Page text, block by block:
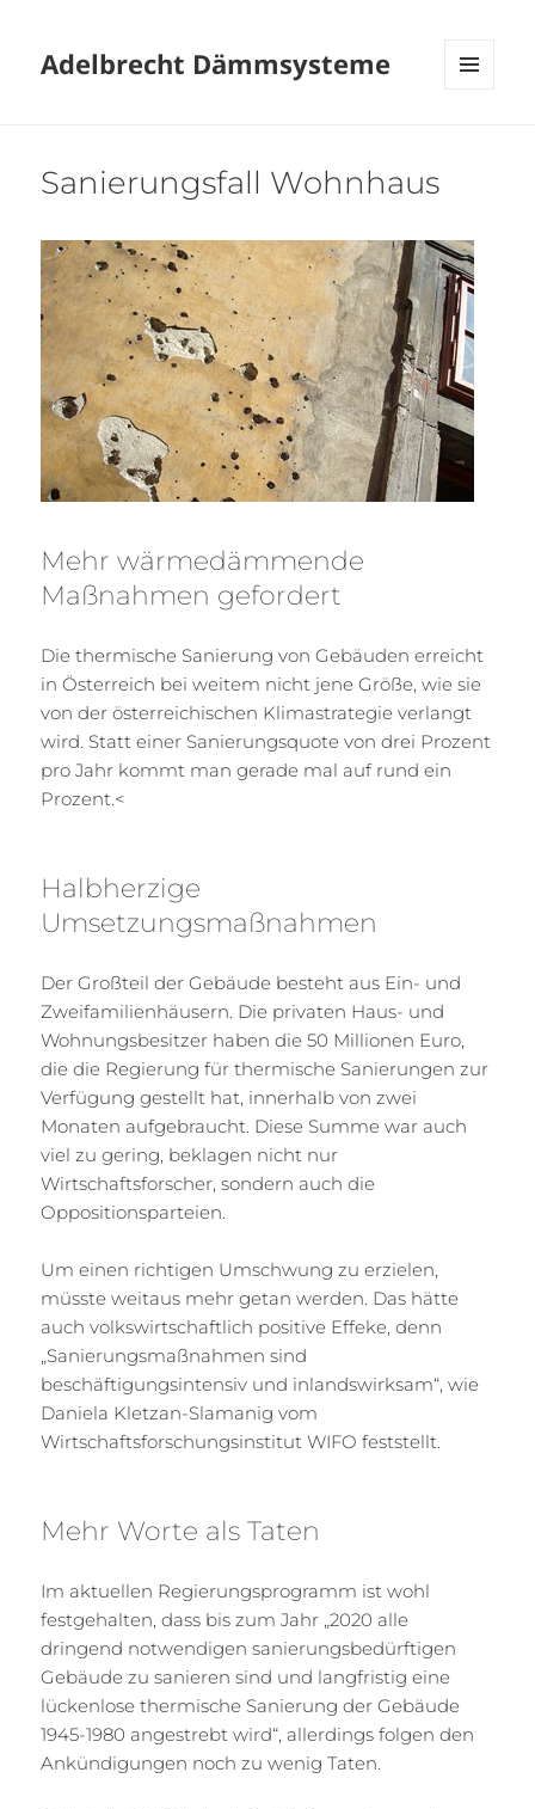
Adelbrecht Dämmsysteme
Sanierungsfall Wohnhaus
Mehr wärmedämmende
Maßnahmen gefordert
Die thermische Sanierung von Gebäuden erreicht
in Österreich bei weitem nicht jene Größe, wie sie
von der österreichischen Klimastrategie verlangt
wird. Statt einer Sanierungsquote von drei Prozent
pro Jahr kommt man gerade mal auf rund ein
Prozent.<
Halbherzige
Umsetzungsmaßnahmen
Der Großteil der Gebäude besteht aus Ein- und
Zweifamilienhäusern. Die privaten Haus- und
Wohnungsbesitzer haben die 50 Millionen Euro,
die die Regierung für thermische Sanierungen zur
Verfügung gestellt hat, innerhalb von zwei
Monaten aufgebraucht. Diese Summe war auch
viel zu gering, beklagen nicht nur
Wirtschaftsforscher, sondern auch die
Oppositionsparteien.
Um einen richtigen Umschwung zu erzielen,
müsste weitaus mehr getan werden. Das hätte
auch volkswirtschaftlich positive Effeke, denn
„Sanierungsmaßnahmen sind
beschäftigungsintensiv und inlandswirksam“, wie
Daniela Kletzan-Slamanig vom
Wirtschaftsforschungsinstitut WIFO feststellt.
Mehr Worte als Taten
Im aktuellen Regierungsprogramm ist wohl
festgehalten, dass bis zum Jahr „2020 alle
dringend notwendigen sanierungsbedürftigen
Gebäude zu sanieren sind und langfristig eine
lückenlose thermische Sanierung der Gebäude
1945-1980 angestrebt wird“, allerdings folgen den
Ankündigungen noch zu wenig Taten.